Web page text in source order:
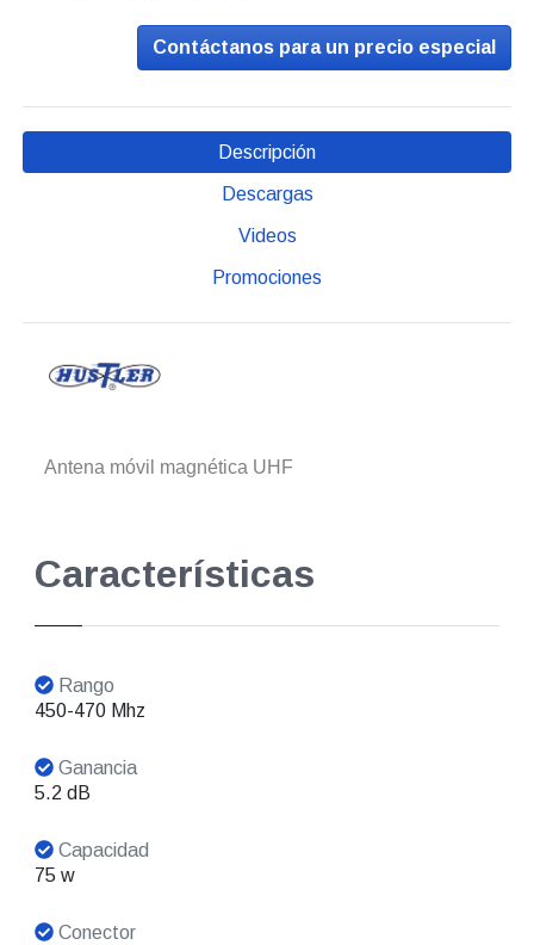
Contáctanos para un precio especial
Descripción
Descargas
Videos
Promociones
Antena móvil magnética UHF
Características
Rango
450-470 Mhz
Ganancia
5.2 dB
Capacidad
75 w
Conector